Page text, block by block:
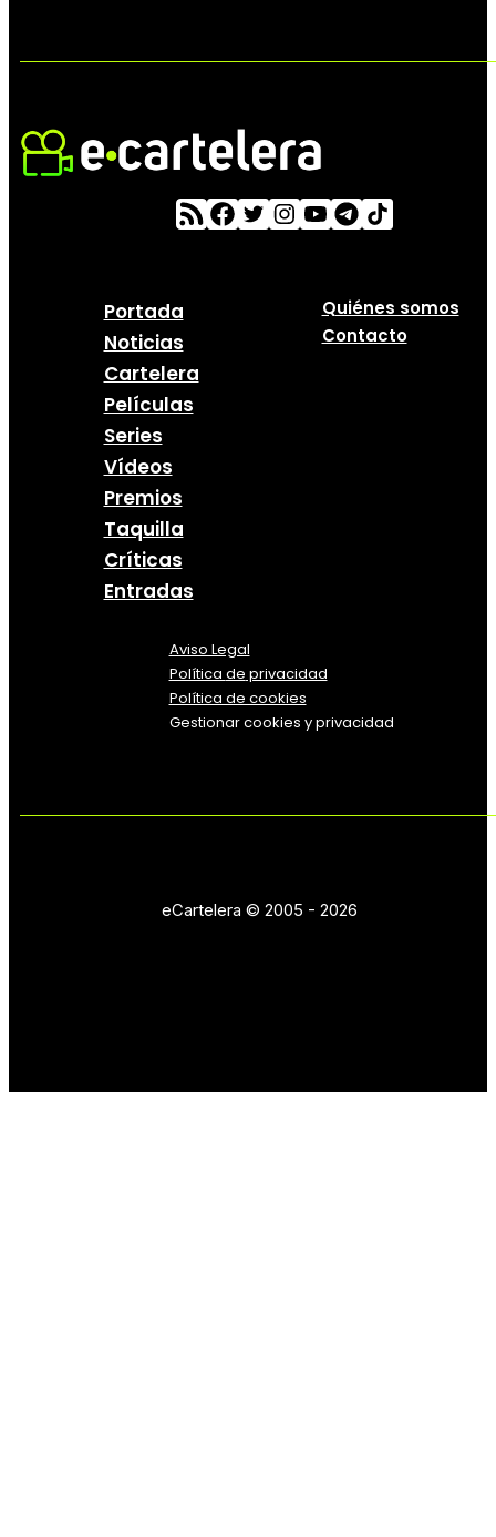
Portada
Noticias
Cartelera
Películas
Series
Vídeos
Premios
Taquilla
Críticas
Entradas
Quiénes somos
Contacto
Aviso Legal
Política de privacidad
Política de cookies
Gestionar cookies y privacidad
eCartelera © 2005 - 2026